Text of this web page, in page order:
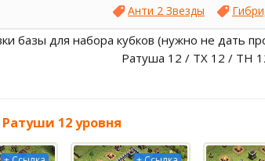
Анти 2 Звезды
базы для набора кубков (нужно не дать
Ратуша 12 / ТХ 12 / TH
12 уровня